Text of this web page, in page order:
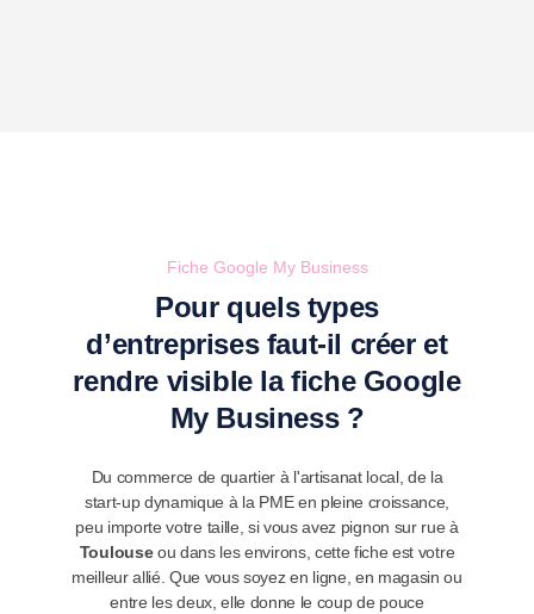
Fiche Google My Business
Pour quels types
d’entreprises faut-il créer et
rendre visible la fiche Google
My Business ?
Du commerce de quartier à l'artisanat local, de la
start-up dynamique à la PME en pleine croissance,
peu importe votre taille, si vous avez pignon sur rue à
Toulouseou dans les environs, cette fiche est votre
meilleur allié. Que vous soyez en ligne, en magasin ou
entre les deux, elle donne le coup de pouce